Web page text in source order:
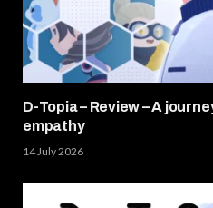
D-Topia – Review – A
empathy
14 July 2026